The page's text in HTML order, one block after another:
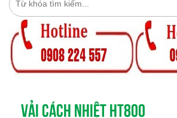
VẢI CÁCH NHIỆT HT800